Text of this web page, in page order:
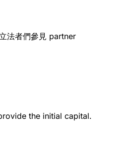
法者們參見 partner
the initial capital.